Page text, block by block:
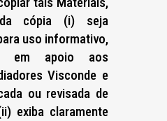
cópia (i) seja
uso informativo,
em apoio aos
Visconde e
ou revisada de
exiba claramente